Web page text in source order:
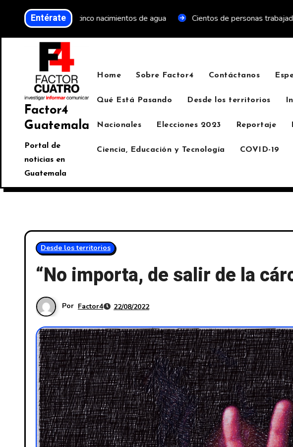
Entérate
cinco nacimientos de agua Cientos de personas trabajadoras del
Factor4
Guatemala
Portal de
noticias en
Guatemala
Home Sobre Factor4 Contáctanos
Qué Está Pasando Desde los territorios
Nacionales Elecciones 2023 Reportaje
Ciencia, Educación y Tecnología COVID-19
Desde los territorios
“No importa, de salir de la
Por Factor4 22/08/2022